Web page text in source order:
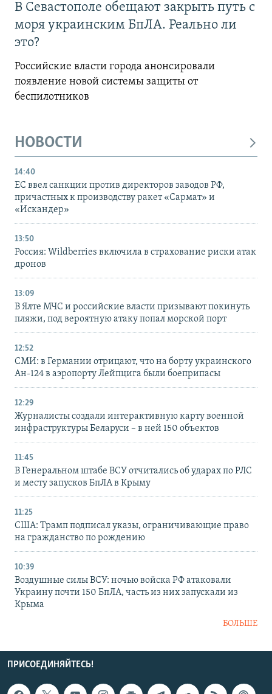
В Севастополе обещают закрыть путь с
моря украинским БпЛА. Реально ли
это?
Российские власти города анонсировали
появление новой системы защиты от
беспилотников
НОВОСТИ
14:40
ЕС ввел санкции против директоров заводов РФ,
причастных к производству ракет «Сармат» и
«Искандер»
13:50
Россия: Wildberries включила в страхование риски атак
дронов
13:09
В Ялте МЧС и российские власти призывают покинуть
пляжи, под вероятную атаку попал морской порт
12:52
СМИ: в Германии отрицают, что на борту украинского
Ан-124 в аэропорту Лейпцига были боеприпасы
12:29
Журналисты создали интерактивную карту военной
инфраструктуры Беларуси – в ней 150 объектов
11:45
В Генеральном штабе ВСУ отчитались об ударах по РЛС
и месту запусков БпЛА в Крыму
11:25
США: Трамп подписал указы, ограничивающие право
на гражданство по рождению
10:39
Воздушные силы ВСУ: ночью войска РФ атаковали
Украину почти 150 БпЛА, часть из них запускали из
Крыма
БОЛЬШЕ
ПРИСОЕДИНЯЙТЕСЬ!